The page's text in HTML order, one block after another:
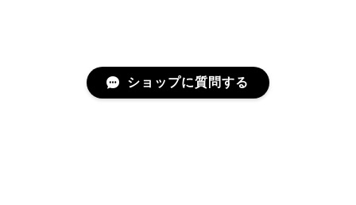
ショップに質問する